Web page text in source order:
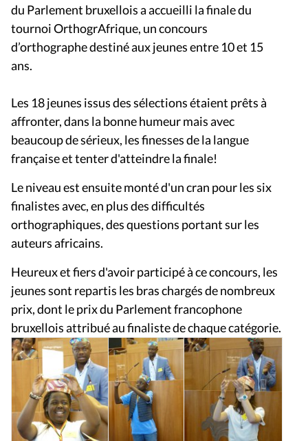
du Parlement bruxellois a accueilli la finale du
tournoi OrthogrAfrique, un concours
d’orthographe destiné aux jeunes entre 10 et 15
ans.
Les 18 jeunes issus des sélections étaient prêts à
affronter, dans la bonne humeur mais avec
beaucoup de sérieux, les finesses de la langue
française et tenter d'atteindre la finale!
Le niveau est ensuite monté d'un cran pour les six
finalistes avec, en plus des difficultés
orthographiques, des questions portant sur les
auteurs africains.
Heureux et fiers d'avoir participé à ce concours, les
jeunes sont repartis les bras chargés de nombreux
prix, dont le prix du Parlement francophone
bruxellois attribué au finaliste de chaque catégorie.